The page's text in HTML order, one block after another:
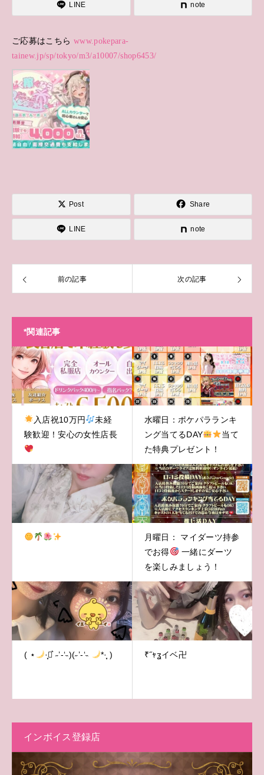
LINE note
ご応募はこちら www.pokepara-
tainew.jp/sp/tokyo/m3/a10007/shop6453/
Post Share
LINE note
前の記事 次の記事
*関連記事
入店祝10万円
未経
験歓迎！安心の女性店長
水曜日：ポケパラランキ
ング当てるDAY
当て
た特典プレゼント！
月曜日： マイダーツ持参
でお得
一緒にダーツ
を楽しみましょう！
( ⋆ ·̩͙‪⋆͛ ˶’-‘˵)(˶’-‘˵ *·̩͙ ) ₹˝ｬʓイベ卍
インボイス登録店